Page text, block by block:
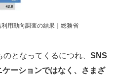
用動向調査の結果｜総務省
となってくるにつれ、 SNS
ーションではなく、さまざ